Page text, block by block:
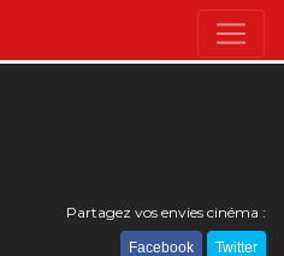
Partagez vos envies cinéma :
Facebook Twitter